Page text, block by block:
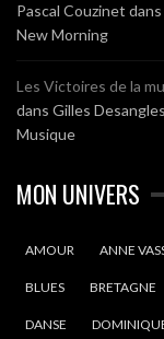
Pascal Couzinet dans
New Morning
Les Victoires de la
dans Gilles
Musique
MON UNIVERS
AMOUR ANNE
BLUES BRETAGNE
DANSE